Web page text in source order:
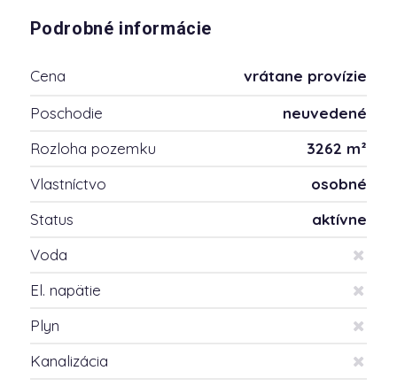
Podrobné informácie
Cena
vrátane provízie
Poschodie
neuvedené
Rozloha pozemku
3262 m²
Vlastníctvo
osobné
Status
aktívne
Voda
El. napätie
Plyn
Kanalizácia